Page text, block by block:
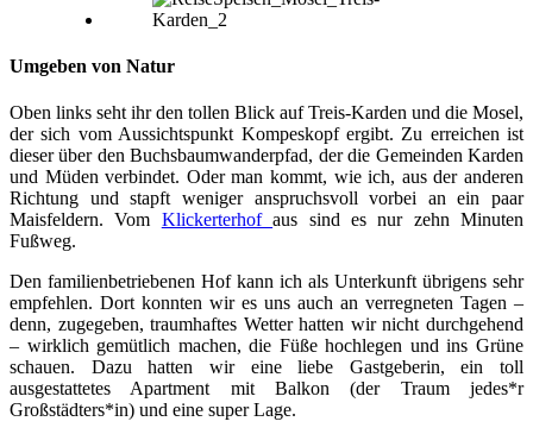
Umgeben von Natur
Oben links seht ihr den tollen Blick auf Treis-Karden und die Mosel,
der sich vom Aussichtspunkt Kompeskopf ergibt. Zu erreichen ist
dieser über den Buchsbaumwanderpfad, der die Gemeinden Karden
und Müden verbindet. Oder man kommt, wie ich, aus der anderen
Richtung und stapft weniger anspruchsvoll vorbei an ein paar
Maisfeldern. Vom Klickerterhofaus sind es nur zehn Minuten
Fußweg.
Den familienbetriebenen Hof kann ich als Unterkunft übrigens sehr
empfehlen. Dort konnten wir es uns auch an verregneten Tagen –
denn, zugegeben, traumhaftes Wetter hatten wir nicht durchgehend
– wirklich gemütlich machen, die Füße hochlegen und ins Grüne
schauen. Dazu hatten wir eine liebe Gastgeberin, ein toll
ausgestattetes Apartment mit Balkon (der Traum jedes*r
Großstädters*in) und eine super Lage.